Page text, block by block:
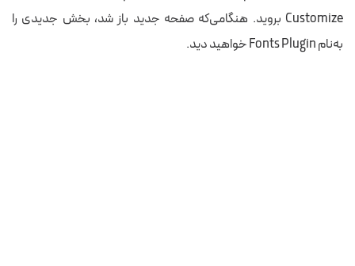
Customize بروید. هنگامی‌که صفحه جدید باز شد، بخش جدیدی را
به‌نام Fonts Plugin خواهید دید.